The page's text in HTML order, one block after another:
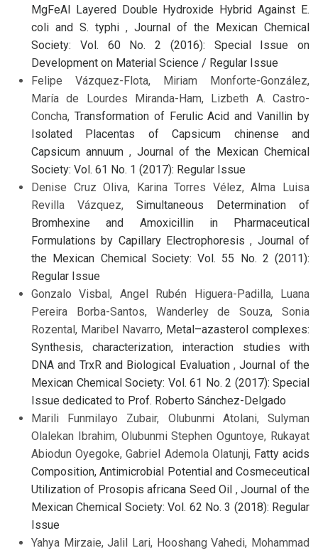
MgFeAl Layered Double Hydroxide Hybrid Against E.
coli and S. typhi , Journal of the Mexican Chemical
Society: Vol. 60 No. 2 (2016): Special Issue on
Development on Material Science / Regular Issue
Felipe Vázquez-Flota, Miriam Monforte-González,
María de Lourdes Miranda-Ham, Lizbeth A. Castro-
Concha, Transformation of Ferulic Acid and Vanillin by
Isolated Placentas of Capsicum chinense and
Capsicum annuum , Journal of the Mexican Chemical
Society: Vol. 61 No. 1 (2017): Regular Issue
Denise Cruz Oliva, Karina Torres Vélez, Alma Luisa
Revilla Vázquez, Simultaneous Determination of
Bromhexine and Amoxicillin in Pharmaceutical
Formulations by Capillary Electrophoresis, Journal of
the Mexican Chemical Society: Vol. 55 No. 2 (2011):
Regular Issue
Gonzalo Visbal, Angel Rubén Higuera-Padilla, Luana
Pereira Borba-Santos, Wanderley de Souza, Sonia
Rozental, Maribel Navarro, Metal–azasterol complexes:
Synthesis, characterization, interaction studies with
DNA and TrxR and Biological Evaluation ,Journal of the
Mexican Chemical Society: Vol. 61 No. 2 (2017): Special
Issue dedicated to Prof. Roberto Sánchez-Delgado
Marili Funmilayo Zubair, Olubunmi Atolani, Sulyman
Olalekan Ibrahim, Olubunmi Stephen Oguntoye, Rukayat
Abiodun Oyegoke, Gabriel Ademola Olatunji, Fatty acids
Composition, Antimicrobial Potential and Cosmeceutical
Utilization of Prosopis africana Seed Oil ,Journal of the
Mexican Chemical Society: Vol. 62 No. 3 (2018): Regular
Issue
Yahya Mirzaie, Jalil Lari, Hooshang Vahedi, Mohammad